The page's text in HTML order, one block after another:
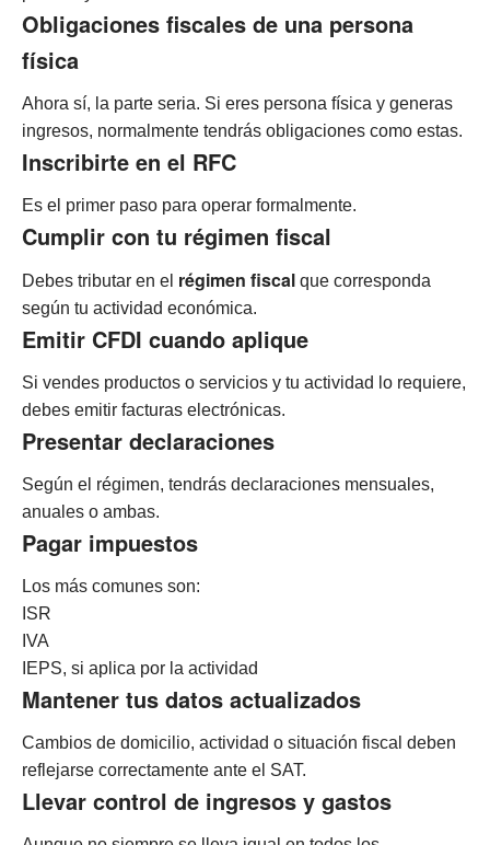
Obligaciones fiscales de una persona
física
Ahora sí, la parte seria. Si eres persona física y generas
ingresos, normalmente tendrás obligaciones como estas.
Inscribirte en el RFC
Es el primer paso para operar formalmente.
Cumplir con tu régimen fiscal
Debes tributar en el régimen fiscal que corresponda
según tu actividad económica.
Emitir CFDI cuando aplique
Si vendes productos o servicios y tu actividad lo requiere,
debes emitir facturas electrónicas.
Presentar declaraciones
Según el régimen, tendrás declaraciones mensuales,
anuales o ambas.
Pagar impuestos
Los más comunes son:
ISR
IVA
IEPS, si aplica por la actividad
Mantener tus datos actualizados
Cambios de domicilio, actividad o situación fiscal deben
reflejarse correctamente ante el SAT.
Llevar control de ingresos y gastos